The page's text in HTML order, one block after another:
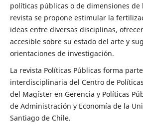
políticas públicas o de dimensiones de
revista se propone estimular la
ideas entre diversas disciplinas,
accesible sobre su estado del arte y
orientaciones de investigación.
La revista Políticas Públicas forma
interdisciplinaria del Centro de
del Magíster en Gerencia y Políticas
de Administración y Economía de la
Santiago de Chile.